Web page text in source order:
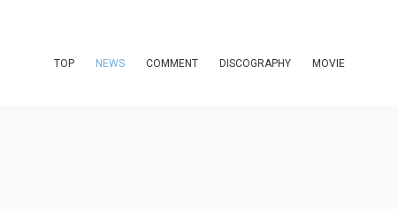
TOP NEWS COMMENT DISCOGRAPHY MOVIE